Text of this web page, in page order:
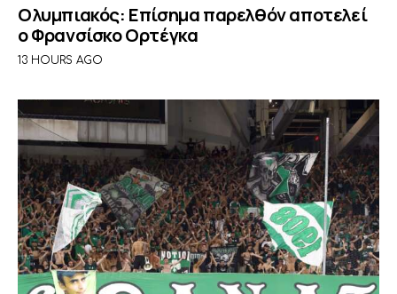
Ολυμπιακός: Επίσημα παρελθόν αποτελεί
ο Φρανσίσκο Ορτέγκα
13 HOURS AGO